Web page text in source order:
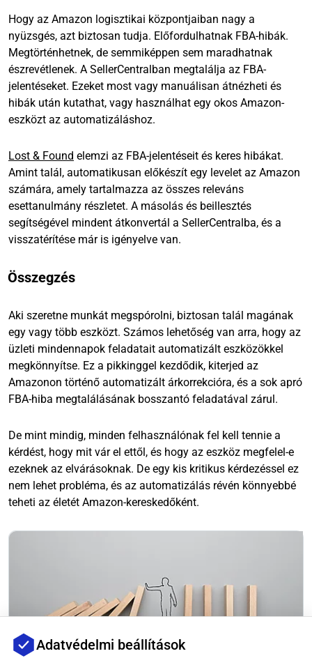
Hogy az Amazon logisztikai központjaiban nagy a
nyüzsgés, azt biztosan tudja. Előfordulhatnak FBA-hibák.
Megtörténhetnek, de semmiképpen sem maradhatnak
észrevétlenek. A SellerCentralban megtalálja az FBA-
jelentéseket. Ezeket most vagy manuálisan átnézheti és
hibák után kutathat, vagy használhat egy okos Amazon-
eszközt az automatizáláshoz.
Lost & Found elemzi az FBA-jelentéseit és keres hibákat.
Amint talál, automatikusan előkészít egy levelet az Amazon
számára, amely tartalmazza az összes releváns
esettanulmány részletet. A másolás és beillesztés
segítségével mindent átkonvertál a SellerCentralba, és a
visszatérítése már is igényelve van.
Összegzés
Aki szeretne munkát megspórolni, biztosan talál magának
egy vagy több eszközt. Számos lehetőség van arra, hogy az
üzleti mindennapok feladatait automatizált eszközökkel
megkönnyítse. Ez a pikkinggel kezdődik, kiterjed az
Amazonon történő automatizált árkorrekcióra, és a sok apró
FBA-hiba megtalálásának bosszantó feladatával zárul.
De mint mindig, minden felhasználónak fel kell tennie a
kérdést, hogy mit vár el ettől, és hogy az eszköz megfelel-e
ezeknek az elvárásoknak. De egy kis kritikus kérdezéssel ez
nem lehet probléma, és az automatizálás révén könnyebbé
teheti az életét Amazon-kereskedőként.
Adatvédelmi beállítások